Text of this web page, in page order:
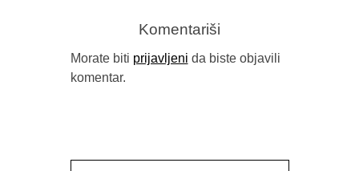
Komentariši
Morate biti prijavljeni da biste objavili
komentar.